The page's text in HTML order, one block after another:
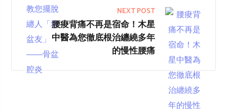
NEXT POST
腰痠背痛不再是宿命！木星
中醫為您徹底根治纏繞多年
的慢性腰痛